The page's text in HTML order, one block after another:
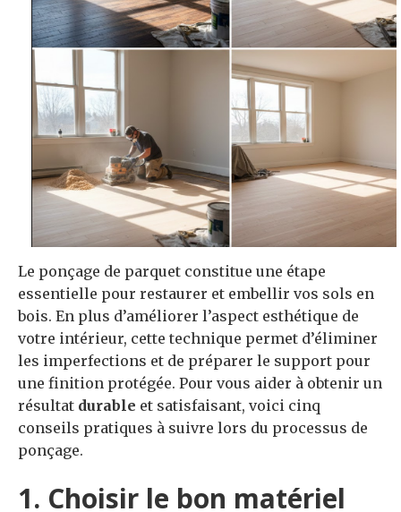
Le ponçage de parquet constitue une étape
essentielle pour restaurer et embellir vos sols en
bois. En plus d’améliorer l’aspect esthétique de
votre intérieur, cette technique permet d’éliminer
les imperfections et de préparer le support pour
une finition protégée. Pour vous aider à obtenir un
résultat durable et satisfaisant, voici cinq
conseils pratiques à suivre lors du processus de
ponçage.
1. Choisir le bon matériel